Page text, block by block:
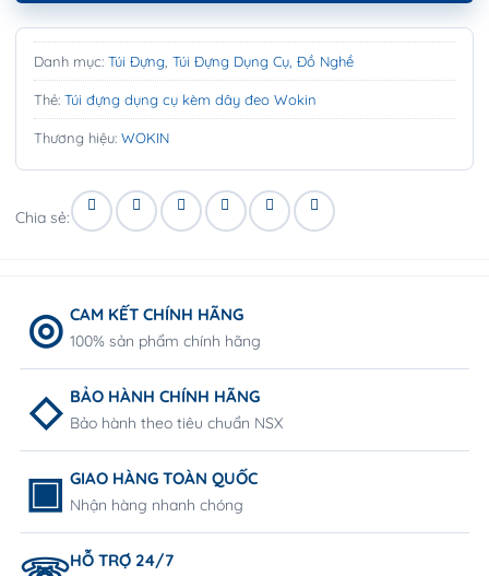
Danh mục: Túi Đựng Túi Đựng Dụng Cụ, Đồ Nghề
Thẻ: Túi đựng dụng cụ kèm dây đeo Wokin
Thương hiệu: WOKIN
Chia sẻ:
CAM KẾT CHÍNH HÃNG
100% sản phẩm chính hãng
BẢO HÀNH CHÍNH HÃNG
Bảo hành theo tiêu chuẩn NSX
GIAO HÀNG TOÀN QUỐC
Nhận hàng nhanh chóng
HỖ TRỢ 24/7